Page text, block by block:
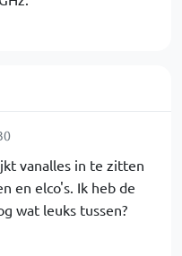
vanalles in te zitten
en elco's. Ik heb de
wat leuks tussen?